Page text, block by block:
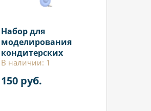
Набор для
моделирования
кондитерских
украшений 3 шт (1 шт
- 17 см)
В наличии: 1
150 руб.